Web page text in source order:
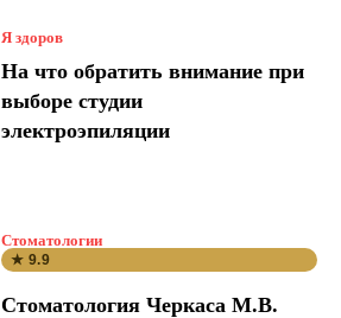
Я здоров
На что обратить внимание при
выборе студии
электроэпиляции
Стоматологии
★ 9.9
Стоматология Черкаса М.В.